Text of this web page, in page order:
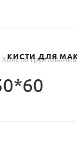
КИСТИ ДЛЯ
Холсты